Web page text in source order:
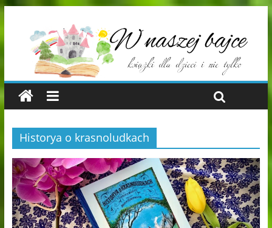
Historya o krasnoludkach